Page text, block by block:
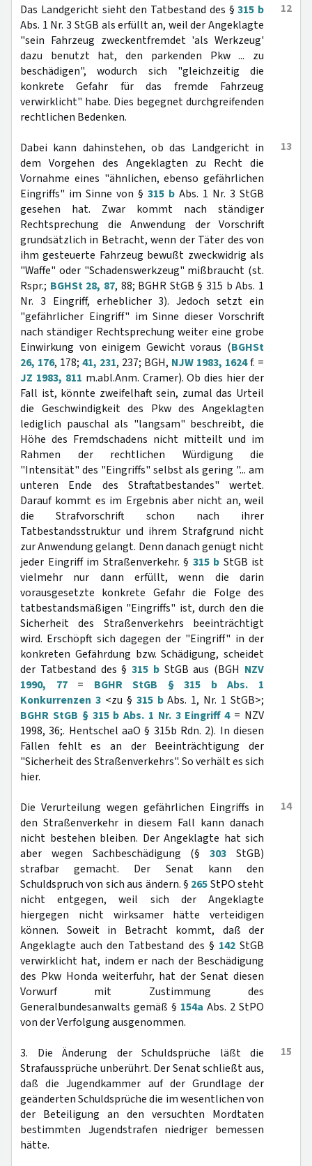
12
Das Landgericht sieht den Tatbestand des §315 b
Abs. 1 Nr. 3 StGB als erfüllt an, weil der Angeklagte
"sein Fahrzeug zweckentfremdet 'als Werkzeug'
dazu benutzt hat, den parkenden Pkw ... zu
beschädigen", wodurch sich "gleichzeitig die
konkrete Gefahr für das fremde Fahrzeug
verwirklicht" habe. Dies begegnet durchgreifenden
rechtlichen Bedenken.
13
Dabei kann dahinstehen, ob das Landgericht in
dem Vorgehen des Angeklagten zu Recht die
Vornahme eines "ähnlichen, ebenso gefährlichen
Eingriffs" im Sinne von § 315 b Abs. 1 Nr. 3 StGB
gesehen hat. Zwar kommt nach ständiger
Rechtsprechung die Anwendung der Vorschrift
grundsätzlich in Betracht, wenn der Täter des von
ihm gesteuerte Fahrzeug bewußt zweckwidrig als
"Waffe" oder "Schadenswerkzeug" mißbraucht (st.
Rspr.; BGHSt 28, 87, 88; BGHR StGB § 315 b Abs. 1
Nr. 3 Eingriff, erheblicher 3). Jedoch setzt ein
"gefährlicher Eingriff" im Sinne dieser Vorschrift
nach ständiger Rechtsprechung weiter eine grobe
Einwirkung von einigem Gewicht voraus (BGHSt
26, 176, 178; 41, 231, 237; BGH, NJW 1983, 1624f. =
JZ 1983, 811 m.abl.Anm. Cramer). Ob dies hier der
Fall ist, könnte zweifelhaft sein, zumal das Urteil
die Geschwindigkeit des Pkw des Angeklagten
lediglich pauschal als "langsam" beschreibt, die
Höhe des Fremdschadens nicht mitteilt und im
Rahmen der rechtlichen Würdigung die
"Intensität" des "Eingriffs" selbst als gering "... am
unteren Ende des Straftatbestandes" wertet.
Darauf kommt es im Ergebnis aber nicht an, weil
die Strafvorschrift schon nach ihrer
Tatbestandsstruktur und ihrem Strafgrund nicht
zur Anwendung gelangt. Denn danach genügt nicht
jeder Eingriff im Straßenverkehr. § 315 b StGB ist
vielmehr nur dann erfüllt, wenn die darin
vorausgesetzte konkrete Gefahr die Folge des
tatbestandsmäßigen "Eingriffs" ist, durch den die
Sicherheit des Straßenverkehrs beeinträchtigt
wird. Erschöpft sich dagegen der "Eingriff" in der
konkreten Gefährdung bzw. Schädigung, scheidet
der Tatbestand des §315 bStGB aus (BGH NZV
1990, 77= BGHR StGB § 315 b Abs. 1
Konkurrenzen 3<zu § 315 bAbs. 1, Nr. 1 StGB>;
BGHR StGB § 315 b Abs. 1 Nr. 3 Eingriff 4= NZV
1998, 36;. Hentschel aaO § 315b Rdn. 2). In diesen
Fällen fehlt es an der Beeinträchtigung der
"Sicherheit des Straßenverkehrs". So verhält es sich
hier.
14
Die Verurteilung wegen gefährlichen Eingriffs in
den Straßenverkehr in diesem Fall kann danach
nicht bestehen bleiben. Der Angeklagte hat sich
aber wegen Sachbeschädigung (§303 StGB)
strafbar gemacht. Der Senat kann den
Schuldspruch von sich aus ändern. § 265StPO steht
nicht entgegen, weil sich der Angeklagte
hiergegen nicht wirksamer hätte verteidigen
können. Soweit in Betracht kommt, daß der
Angeklagte auch den Tatbestand des § 142StGB
verwirklicht hat, indem er nach der Beschädigung
des Pkw Honda weiterfuhr, hat der Senat diesen
Vorwurf mit Zustimmung des
Generalbundesanwalts gemäß § 154a Abs. 2 StPO
von der Verfolgung ausgenommen.
15
3. Die Änderung der Schuldsprüche läßt die
Strafaussprüche unberührt. Der Senat schließt aus,
daß die Jugendkammer auf der Grundlage der
geänderten Schuldsprüche die im wesentlichen von
der Beteiligung an den versuchten Mordtaten
bestimmten Jugendstrafen niedriger bemessen
hätte.